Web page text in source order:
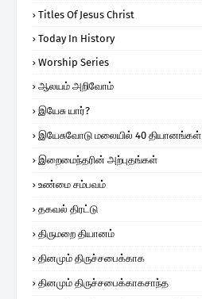
Titles Of Jesus Christ
Today In History
Worship Series
ஆலயம் அறிவோம்
இயேசு யார்?
இயேசுவோடு மலையில் 40 தியானங்கள்
இறைமைந்தரின் அற்புதங்கள்
உண்மை சம்பவம்
தகவல் திரட்டு
திருமறை தியானம்
தினமும் திருச்சபைக்காக
தினமும் திருச்சபைக்காகசாந்த